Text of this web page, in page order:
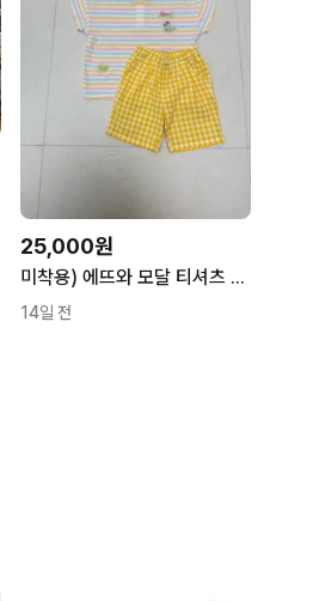
25,000원
미착용) 에뜨와 모달 티셔츠 반바지 100
14일 전